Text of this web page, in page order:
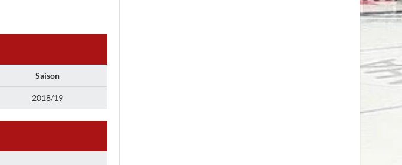
Saison
2018/19